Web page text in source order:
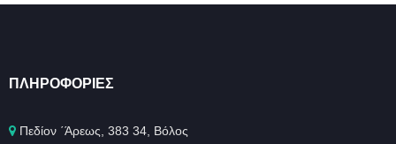
ΠΛΗΡΟΦΟΡΊΕΣ
Πεδίον ΄Άρεως, 383 34, Βόλος